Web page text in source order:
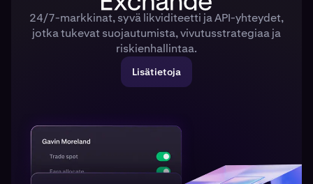
24/7-markkinat, syvä likviditeetti ja API-yhteydet,
jotka tukevat suojautumista, vivutusstrategiaa ja
riskienhallintaa.
Lisätietoja